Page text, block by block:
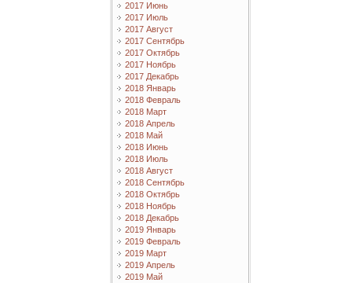
2017 Июнь
2017 Июль
2017 Август
2017 Сентябрь
2017 Октябрь
2017 Ноябрь
2017 Декабрь
2018 Январь
2018 Февраль
2018 Март
2018 Апрель
2018 Май
2018 Июнь
2018 Июль
2018 Август
2018 Сентябрь
2018 Октябрь
2018 Ноябрь
2018 Декабрь
2019 Январь
2019 Февраль
2019 Март
2019 Апрель
2019 Май